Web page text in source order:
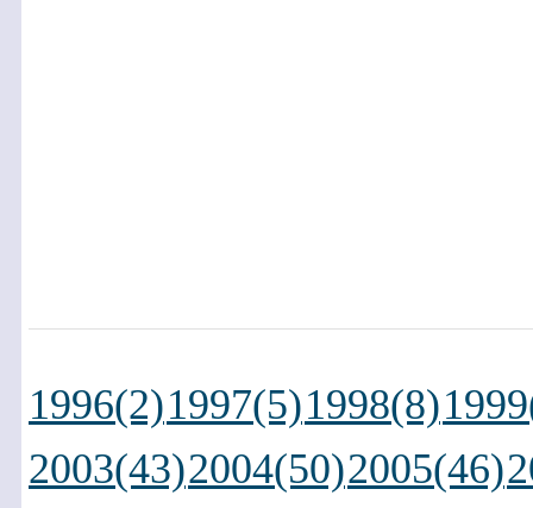
1996(2)1997(5)1998(8)
2003(43)2004(50)2005(46)